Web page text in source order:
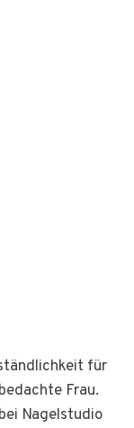
für
Frau.
Nagelstudio